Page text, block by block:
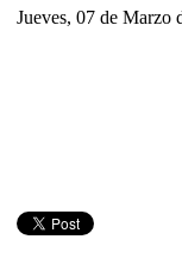
Jueves, 07 de Marzo